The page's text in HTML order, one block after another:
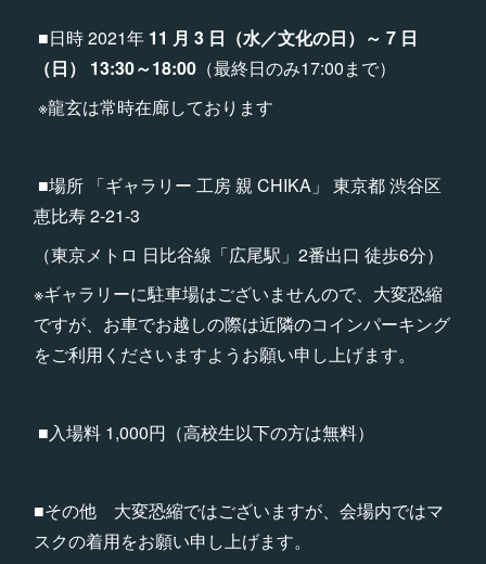
■日時 2021年11 月 3 日（水／文化の日）～ 7 日
（日） 13:30～18:00（最終日のみ17:00まで）
※龍玄は常時在廊しております
■場所 「ギャラリー 工房 親 CHIKA」 東京都 渋谷区
恵比寿 2-21-3
（東京メトロ 日比谷線「広尾駅」2番出口 徒歩6分） ​
※ギャラリーに駐車場はございませんので、大変恐縮
ですが、お車でお越しの際は近隣のコインパーキング
をご利用くださいますようお願い申し上げます。
■入場料 1,000円（高校生以下の方は無料） ​ ​
■その他 大変恐縮ではございますが、会場内ではマ
スクの着用をお願い申し上げます。